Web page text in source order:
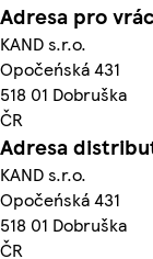
Adresa pro
KAND s.r.o.
Opočeńská 431
518 01 Dobruška
ČR
Adresa
KAND s.r.o.
Opočeńská 431
518 01 Dobruška
ČR